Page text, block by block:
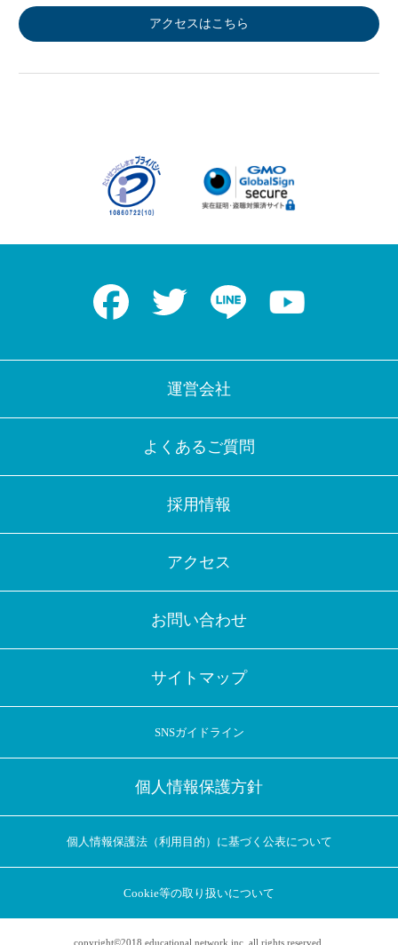
アクセスはこちら
Facebook Twitter LINE
運営会社
よくあるご質問
採用情報
アクセス
お問い合わせ
サイトマップ
SNSガイドライン
個人情報保護方針
個人情報保護法（利用目的）に基づく公表について
Cookie等の取り扱いについて